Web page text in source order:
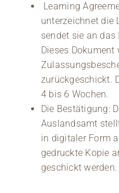
Learning
unterzeichnet die
sendet sie an
Dieses
zurückgeschickt.
4 bis 6 Wochen.
Die Bestätigung:
Auslandsamt
in digitaler Form
gedruckte Kopie
geschickt werden.